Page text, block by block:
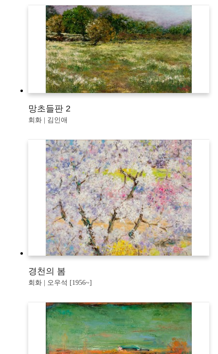
망초들판 2
회화 | 김인애
경천의 봄
회화 | 오우석 [1956~]